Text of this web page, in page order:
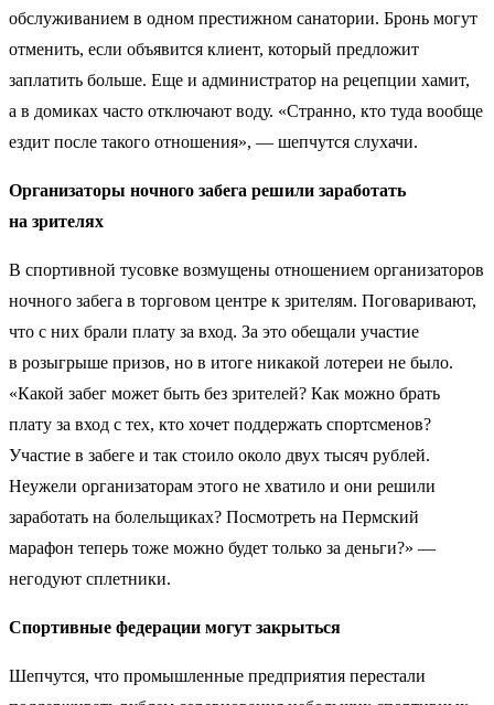
обслуживанием в одном престижном санатории. Бронь могут
отменить, если объявится клиент, который предложит
заплатить больше. Еще и администратор на рецепции хамит,
а в домиках часто отключают воду. «Странно, кто туда вообще
ездит после такого отношения», — шепчутся слухачи.
Организаторы ночного забега решили заработать
на зрителях
В спортивной тусовке возмущены отношением организаторов
ночного забега в торговом центре к зрителям. Поговаривают,
что с них брали плату за вход. За это обещали участие
в розыгрыше призов, но в итоге никакой лотереи не было.
«Какой забег может быть без зрителей? Как можно брать
плату за вход с тех, кто хочет поддержать спортсменов?
Участие в забеге и так стоило около двух тысяч рублей.
Неужели организаторам этого не хватило и они решили
заработать на болельщиках? Посмотреть на Пермский
марафон теперь тоже можно будет только за деньги?» —
негодуют сплетники.
Спортивные федерации могут закрыться
Шепчутся, что промышленные предприятия перестали